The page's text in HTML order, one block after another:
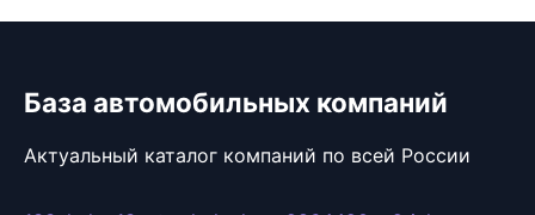
База автомобильных компаний
Актуальный каталог компаний по всей России